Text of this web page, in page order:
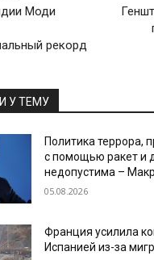
Моди
рекорд
У ТЕМУ
Политика террора,
с помощью ракет и
недопустима –
05.08.2026
Франция усилила
Испанией из-за